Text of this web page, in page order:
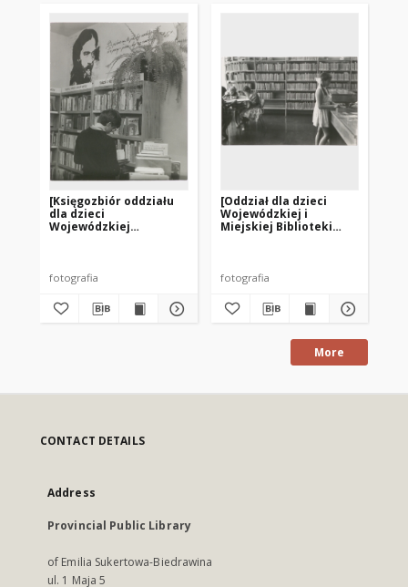
[Księgozbiór oddziału
dla dzieci
Wojewódzkiej
fotografia
[Oddział dla dzieci
Wojewódzkiej i
Miejskiej Biblioteki
fotografia
More
CONTACT DETAILS
Address
Provincial Public Library
of Emilia Sukertowa-Biedrawina
ul. 1 Maja 5